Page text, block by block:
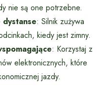
nie są one potrzebne.
: Silnik zużywa
kiedy jest zimny.
: Korzystaj z
elektronicznych, które
jazdy.